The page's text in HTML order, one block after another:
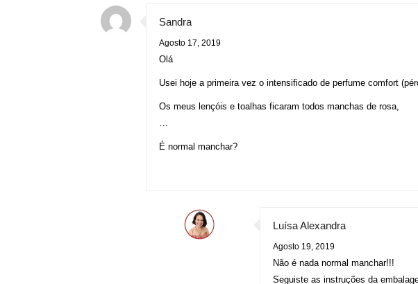
Sandra
Agosto 17, 2019
Olá
Usei hoje a primeira vez o intensificado de perfume comfort
Os meus lençóis e toalhas ficaram todos manchas de rosa,
…
É normal manchar?
Luísa Alexandra
Agosto 19, 2019
Não é nada normal manchar!!!
Seguiste as instruções da